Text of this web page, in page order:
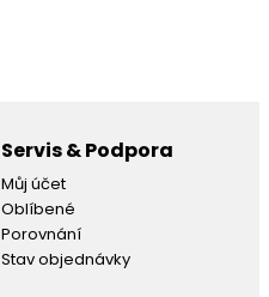
Servis & Podpora
Můj účet
Oblíbené
Porovnání
Stav objednávky